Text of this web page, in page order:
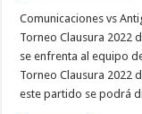
Comunicaciones vs
Torneo Clausura 2022
se enfrenta al equipo
Torneo Clausura 2022
este partido se podrá